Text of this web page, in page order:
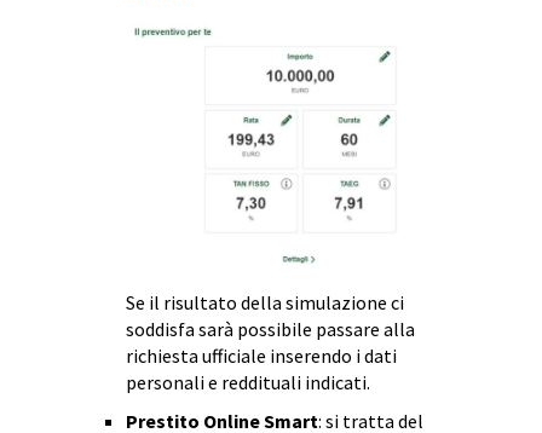
Se il risultato della simulazione ci
soddisfa sarà possibile passare alla
richiesta ufficiale inserendo i dati
personali e reddituali indicati.
Prestito Online Smart: si tratta del